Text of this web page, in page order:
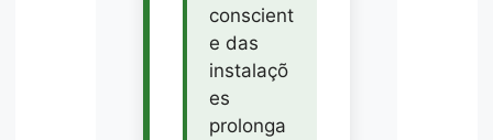
conscient
e das
instalaçõ
es
prolonga